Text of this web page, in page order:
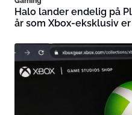
Halo lander endelig på
år som Xbox-eksklusiv